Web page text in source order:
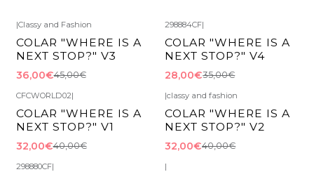
Esgotado
|Classy and Fashion
COLAR "WHERE IS A
NEXT STOP?" V3
36,00€45,00€
298884CF|
COLAR "WHERE IS A
NEXT STOP?" V4
28,00€35,00€
CFCWORLD02|
COLAR "WHERE IS A
NEXT STOP?" V1
32,00€40,00€
|classy and fashion
COLAR "WHERE IS A
NEXT STOP?" V2
32,00€40,00€
298880CF| |